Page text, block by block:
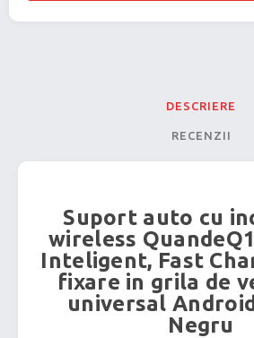
DESCRIERE
RECENZII
Suport auto cu
wireless
Inteligent, Fast
fixare in grila de
universal
Negru